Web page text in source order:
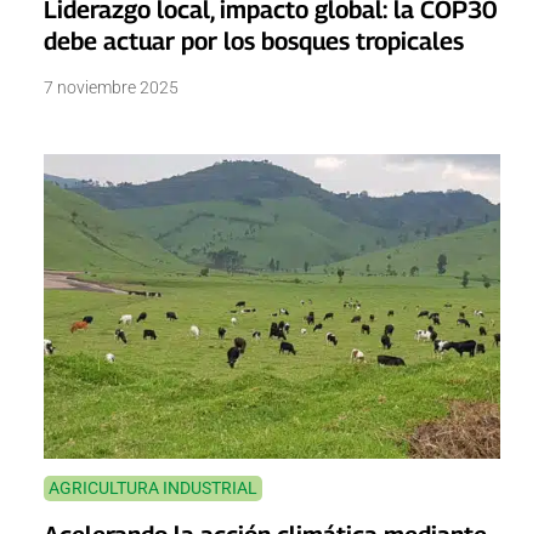
Liderazgo local, impacto global: la COP30
debe actuar por los bosques tropicales
7 noviembre 2025
AGRICULTURA INDUSTRIAL